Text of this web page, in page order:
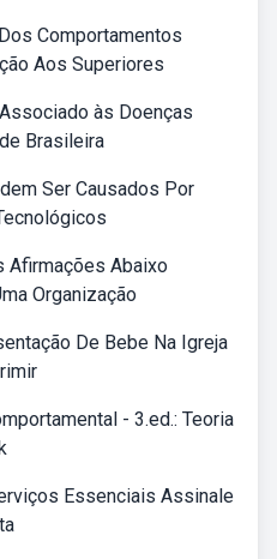
Comportamentos
Aos Superiores
às Doenças
Brasileira
Ser Causados Por
Afirmações Abaixo
Organização
De Bebe Na Igreja
- 3.ed.: Teoria
Essenciais Assinale